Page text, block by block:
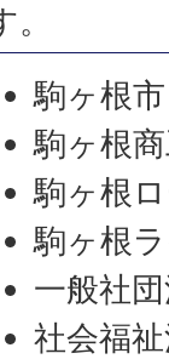
駒ヶ根市
駒ヶ根
駒ヶ根
駒ヶ根
一般社
社会福